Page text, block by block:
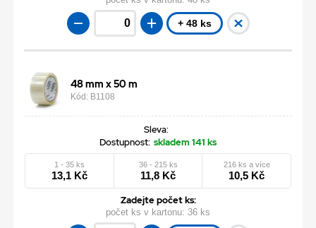
+ 48 ks
48 mm x 50 m
Kód: B1108
Sleva:
Dostupnost: skladem 141 ks
1 - 35 ks
13,1 Kč
36 - 215 ks
11,8 Kč
216 ks a více
10,5 Kč
Zadejte počet ks:
počet ks v kartonu: 36 ks